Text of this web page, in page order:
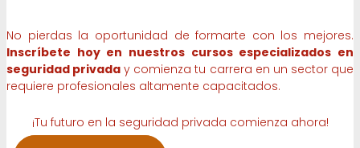
No pierdas la oportunidad de formarte con los mejores.
Inscríbete hoy en nuestros cursos especializados en
seguridad privada y comienza tu carrera en un sector que
requiere profesionales altamente capacitados.
¡Tu futuro en la seguridad privada comienza ahora!